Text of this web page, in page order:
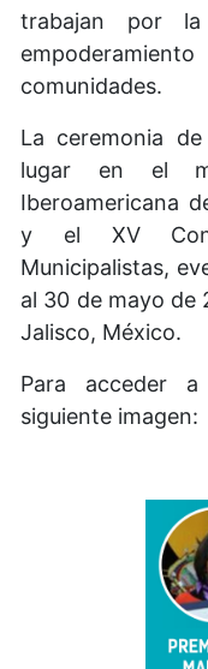
trabajan por
comunidades.
La ceremonia
lugar en el
Iberoamericana
y el XV
Municipalistas,
al 30 de mayo de
Jalisco, México.
Para acceder
siguiente imagen: